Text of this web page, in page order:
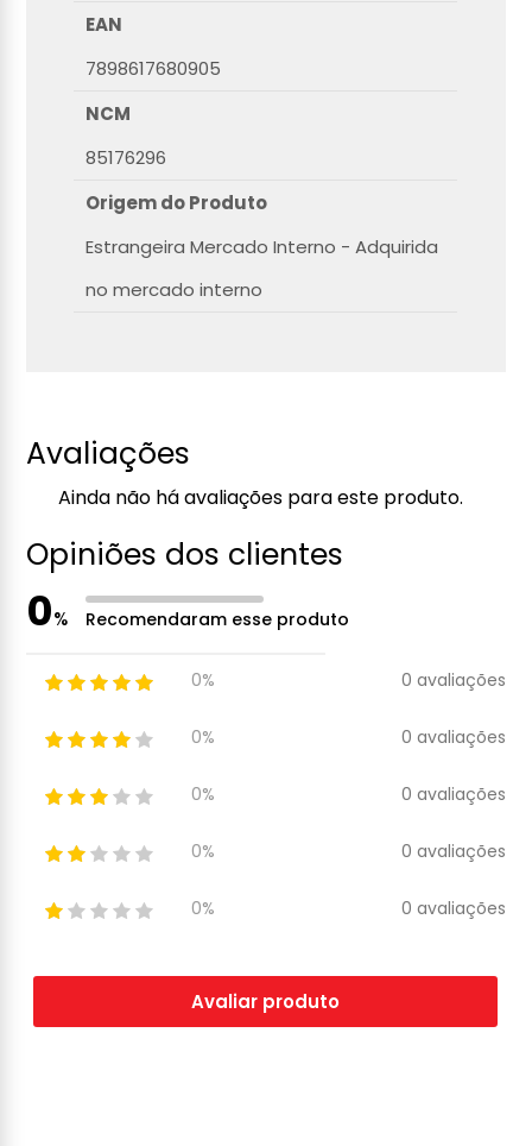
EAN
7898617680905
NCM
85176296
Origem do Produto
Estrangeira Mercado Interno - Adquirida
no mercado interno
Avaliações
Ainda não há avaliações para este produto.
Opiniões dos clientes
0% Recomendaram esse produto
0% 0 avaliações
0% 0 avaliações
0% 0 avaliações
0% 0 avaliações
0% 0 avaliações
Avaliar produto